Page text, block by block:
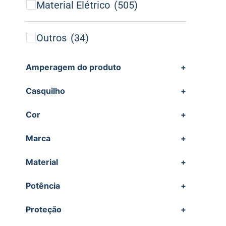
Material Elétrico (505)
Outros (34)
Amperagem do produto +
Casquilho +
Cor +
Marca +
Material +
Potência +
Proteção +